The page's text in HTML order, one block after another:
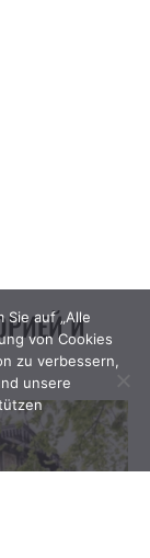
Sie auf „Alle
von Cookies
zu verbessern,
unsere